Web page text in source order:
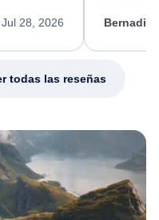
Jul 28, 2026
my issue.
todas las reseñas